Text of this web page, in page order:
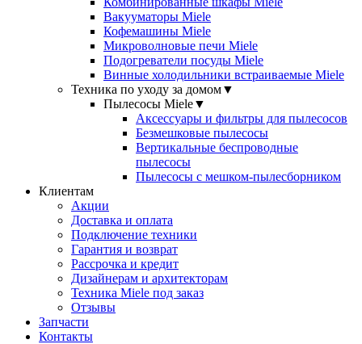
Вакууматоры Miele
Кофемашины Miele
Микроволновые печи Miele
Подогреватели посуды Miele
Винные холодильники встраиваемые Miele
Техника по уходу за домом▼
Пылесосы Miele▼
Аксессуары и фильтры для пылесосов
Безмешковые пылесосы
Вертикальные беспроводные
пылесосы
Пылесосы с мешком-пылесборником
Клиентам
Акции
Доставка и оплата
Подключение техники
Гарантия и возврат
Рассрочка и кредит
Дизайнерам и архитекторам
Техника Miele под заказ
Отзывы
Запчасти
Контакты